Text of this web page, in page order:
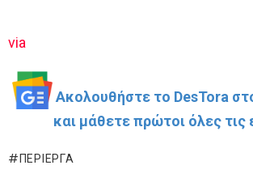
via
Ακολουθήστε το DesTora
και μάθετε πρώτοι όλες τις
ΠΕΡΊΕΡΓΑ